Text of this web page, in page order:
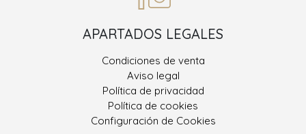
APARTADOS LEGALES
Condiciones de venta
Aviso legal
Política de privacidad
Política de cookies
Configuración de Cookies